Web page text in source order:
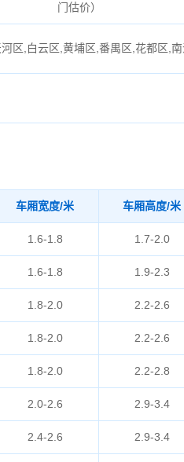
门估价）
区,白云区,黄埔区,番禺区,花都区,
车厢宽度/米 车厢高度/米
1.6-1.8 1.7-2.0
1.6-1.8 1.9-2.3
1.8-2.0 2.2-2.6
1.8-2.0 2.2-2.6
1.8-2.0 2.2-2.8
2.0-2.6 2.9-3.4
2.4-2.6 2.9-3.4